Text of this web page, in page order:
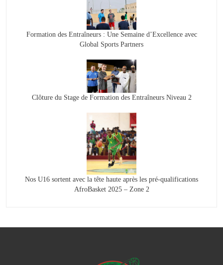
Formation des Entraîneurs : Une Semaine d’Excellence avec
Global Sports Partners
Clôture du Stage de Formation des Entraîneurs Niveau 2
Nos U16 sortent avec la tête haute après les pré-qualifications
AfroBasket 2025 – Zone 2